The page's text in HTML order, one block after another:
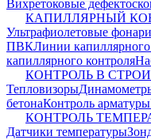
Вихретоковые
КАПИЛЛЯРНЫЙ
Ультрафиолетовые фонари
ПВКЛинии капиллярного
капиллярного контроля
КОНТРОЛЬ В
Тепловизоры
бетонаКонтроль арматуры
КОНТРОЛЬ
Датчики температуры